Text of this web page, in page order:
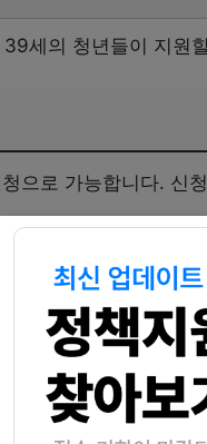
세의 청년들이 지원
으로 가능합니다. 신
공식공고